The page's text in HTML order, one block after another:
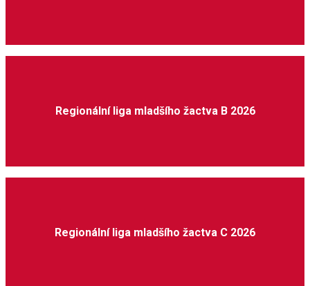
Regionální liga mladšího žactva B 2026
Regionální liga mladšího žactva C 2026